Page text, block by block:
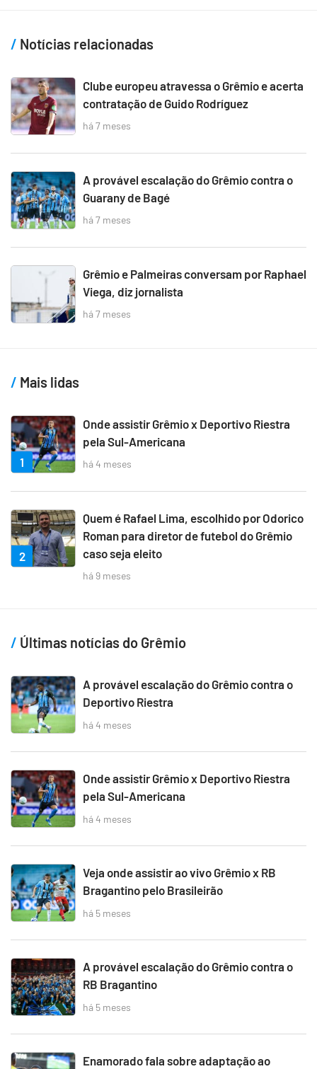
Notícias relacionadas
Clube europeu atravessa o Grêmio e acerta
contratação de Guido Rodríguez
há 7 meses
A provável escalação do Grêmio contra o
Guarany de Bagé
há 7 meses
Grêmio e Palmeiras conversam por Raphael
Viega, diz jornalista
há 7 meses
Mais lidas
1
Onde assistir Grêmio x Deportivo Riestra
pela Sul-Americana
há 4 meses
2
Quem é Rafael Lima, escolhido por Odorico
Roman para diretor de futebol do Grêmio
caso seja eleito
há 9 meses
Últimas notícias do Grêmio
A provável escalação do Grêmio contra o
Deportivo Riestra
há 4 meses
Onde assistir Grêmio x Deportivo Riestra
pela Sul-Americana
há 4 meses
Veja onde assistir ao vivo Grêmio x RB
Bragantino pelo Brasileirão
há 5 meses
A provável escalação do Grêmio contra o
RB Bragantino
há 5 meses
Enamorado fala sobre adaptação ao